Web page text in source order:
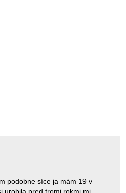
podobne síce ja mám 19 v